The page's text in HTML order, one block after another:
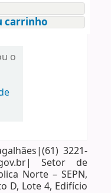
carrinho
o
3221-
Setor de
Norte – SEPN,
D, Lote 4, Edifício